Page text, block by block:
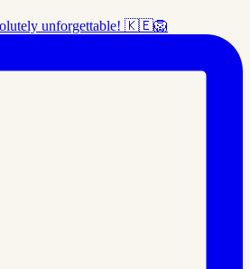
unforgettable! 🇰🇪🦁